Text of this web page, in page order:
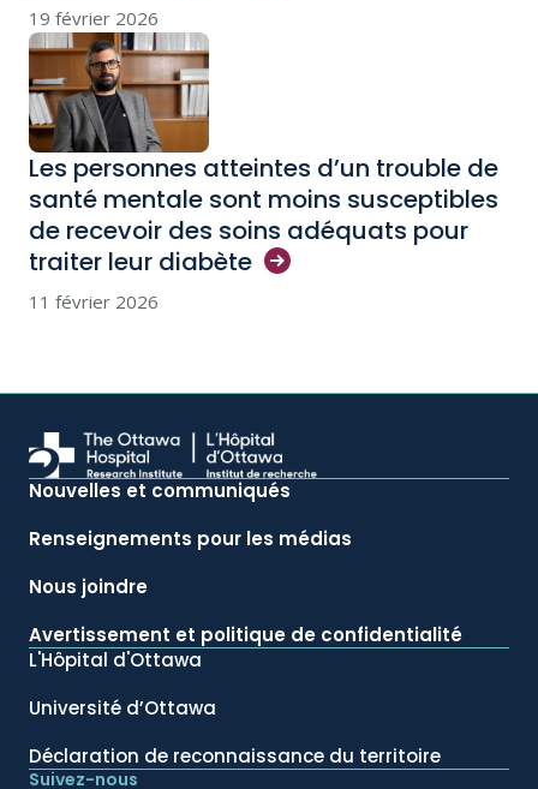
19 février 2026
Les personnes atteintes d’un trouble de
santé mentale sont moins susceptibles
de recevoir des soins adéquats pour
traiter leur diabète
11 février 2026
Nouvelles et communiqués
Renseignements pour les médias
Nous joindre
Avertissement et politique de confidentialité
L'Hôpital d'Ottawa
Université d’Ottawa
Déclaration de reconnaissance du territoire
Suivez-nous